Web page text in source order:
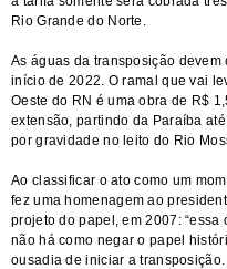
Rio Grande do Norte.
As águas da transposição
início de 2022. O ramal que vai
Oeste do RN é uma obra de R$
extensão, partindo da Paraíba
por gravidade no leito do Rio
Ao classificar o ato como um
fez uma homenagem ao
projeto do papel, em 2007:
não há como negar o papel
ousadia de iniciar a